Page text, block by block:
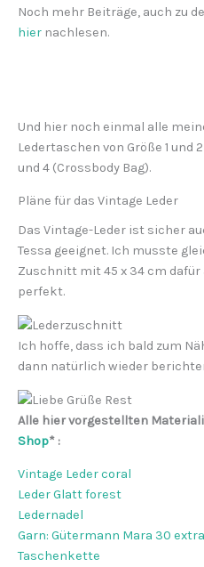
Noch mehr Beiträge, auch zu
hier nachlesen.
Und hier noch einmal alle
Ledertaschen von Größe 1 und
und 4 (Crossbody Bag).
Pläne für das Vintage Leder
Das Vintage-Leder ist sicher
Tessa geeignet. Ich musste
Zuschnitt mit 45 x 34 cm
perfekt.
Ich hoffe, dass ich bald zum
dann natürlich wieder
Alle hier vorgestellten
Shop* :
Vintage Leder coral
Leder Glatt forest
Ledernadel
Garn: Gütermann Mara 30
Taschenkette